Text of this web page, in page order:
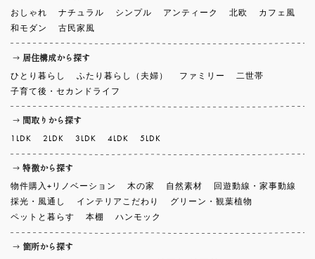
おしゃれ ナチュラル シンプル アンティーク 北欧
カフェ風
和モダン
古民家風
居住構成から探す
ひとり暮らし ふたり暮らし（夫婦） ファミリー
二世帯
子育て後・セカンドライフ
間取りから探す
特徴から探す
物件購入+リノベーション 木の家 自然素材
回遊動線・家事動線
採光・風通し
インテリアこだわり
グリーン・観葉植物
ペットと暮らす
本棚 ハンモック
箇所から探す